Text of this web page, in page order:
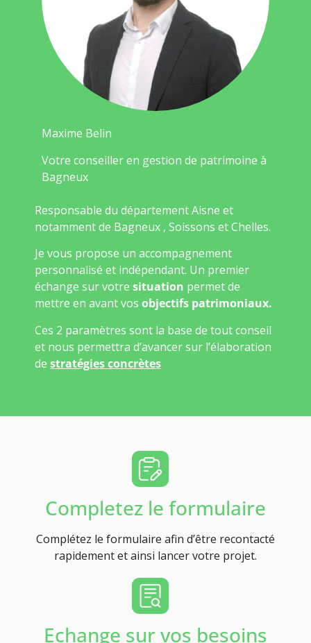
Maxime Belin
Votre conseiller en gestion de patrimoine à
Bagneux
Responsable du département Aisne et
notamment de Bagneux , Soissons et Chelles.
Je vous propose un accompagnement
personnalisé et indépendant. Un premier
échange sur votre situation permet de
mettre en avant vos objectifs patrimoniaux.
Ces 2 paramètres sont la base de tout conseil
et nous permettra d’avancer sur l’élaboration
de stratégies concrètes
Completez le formulaire
Complétez le formulaire afin d’être recontacté
rapidement et ainsi lancer votre projet.
Echange sur vos besoins